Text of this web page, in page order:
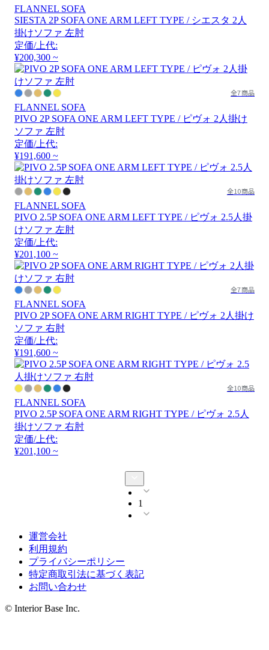
FLANNEL SOFA
SIESTA 2P SOFA ONE ARM LEFT TYPE / シエスタ 2人
掛けソファ 左肘
定価/上代:
¥200,300 ~
全7商品
FLANNEL SOFA
PIVO 2P SOFA ONE ARM LEFT TYPE / ピヴォ 2人掛け
ソファ 左肘
定価/上代:
¥191,600 ~
全10商品
FLANNEL SOFA
PIVO 2.5P SOFA ONE ARM LEFT TYPE / ピヴォ 2.5人掛
けソファ 左肘
定価/上代:
¥201,100 ~
全7商品
FLANNEL SOFA
PIVO 2P SOFA ONE ARM RIGHT TYPE / ピヴォ 2人掛け
ソファ 右肘
定価/上代:
¥191,600 ~
全10商品
FLANNEL SOFA
PIVO 2.5P SOFA ONE ARM RIGHT TYPE / ピヴォ 2.5人
掛けソファ 右肘
定価/上代:
¥201,100 ~
1
運営会社
利用規約
プライバシーポリシー
特定商取引法に基づく表記
お問い合わせ
© Interior Base Inc.